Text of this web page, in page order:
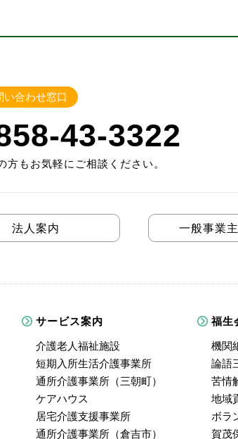
い合わせ窓口
43-3322
方もお気軽にご相談ください。
法人案内 一般事業
サービス案内
介護老人福祉施設
短期入所生活介護事業所
通所介護事業所（三朝町）
ケアハウス
居宅介護支援事業所
通所介護事業所（倉吉市）
福生
機関
論語
苦情
地域
ボラ
賀茂